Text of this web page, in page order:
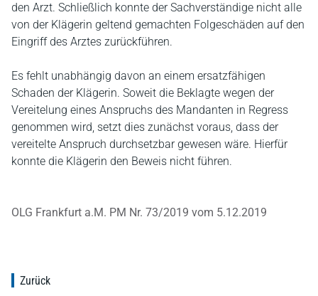
den Arzt. Schließlich konnte der Sachverständige nicht alle
von der Klägerin geltend gemachten Folgeschäden auf den
Eingriff des Arztes zurückführen.
Es fehlt unabhängig davon an einem ersatzfähigen
Schaden der Klägerin. Soweit die Beklagte wegen der
Vereitelung eines Anspruchs des Mandanten in Regress
genommen wird, setzt dies zunächst voraus, dass der
vereitelte Anspruch durchsetzbar gewesen wäre. Hierfür
konnte die Klägerin den Beweis nicht führen.
OLG Frankfurt a.M. PM Nr. 73/2019 vom 5.12.2019
Zurück